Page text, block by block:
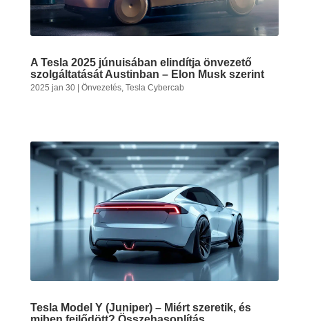
A Tesla 2025 júnuisában elindítja önvezető
szolgáltatását Austinban – Elon Musk szerint
2025 jan 30| Önvezetés, Tesla Cybercab
Tesla Model Y (Juniper) – Miért szeretik, és